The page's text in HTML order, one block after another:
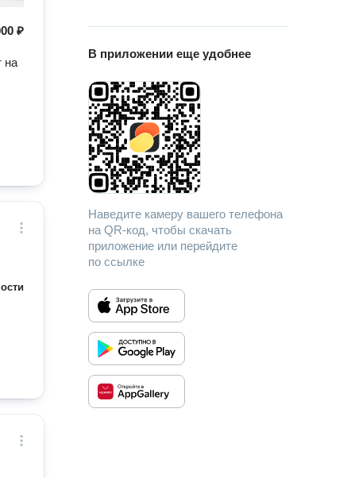
₽
на
В приложении еще удобнее
Наведите камеру вашего телефона
на QR-код, чтобы скачать
приложение или перейдите
по ссылке